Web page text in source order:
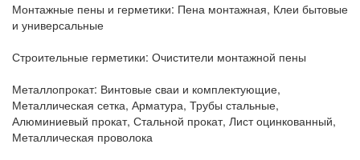
Монтажные пены и герметики: Пена монтажная, Клеи бытовые
и универсальные
Строительные герметики: Очистители монтажной пены
Металлопрокат: Винтовые сваи и комплектующие,
Металлическая сетка, Арматура, Трубы стальные,
Алюминиевый прокат, Стальной прокат, Лист оцинкованный,
Металлическая проволока